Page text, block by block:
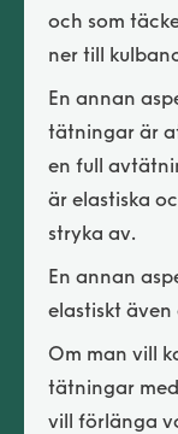
och som
ner till
En annan
tätningar är
en full
är elastiska
stryka av.
En annan
elastiskt
Om man vill
tätningar
vill förlänga